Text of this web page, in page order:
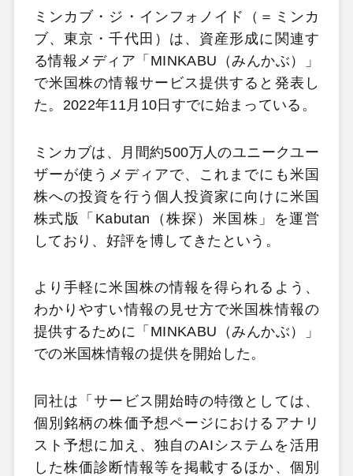
ミンカブ・ジ・インフォノイド（＝ミンカ
ブ、東京・千代田）は、資産形成に関連す
る情報メディア「MINKABU（みんかぶ）」
で米国株の情報サービス提供すると発表し
た。2022年11月10日すでに始まっている。
ミンカブは、月間約500万人のユニークユー
ザーが使うメディアで、これまでにも米国
株への投資を行う個人投資家に向けに米国
株式版「Kabutan（株探）米国株」を運営
しており、好評を博してきたという。
より手軽に米国株の情報を得られるよう、
わかりやすい情報の見せ方で米国株情報の
提供するために「MINKABU（みんかぶ）」
での米国株情報の提供を開始した。
同社は「サービス開始時の特徴としては、
個別銘柄の株価予想ページにおけるアナリ
スト予想に加え、独自のAIシステムを活用
した株価診断情報等を掲載するほか、個別